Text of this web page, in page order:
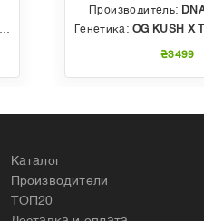
Производитель:
Генетика: OG KUSH X
₴3499
Каталог
Производители
ТОП20